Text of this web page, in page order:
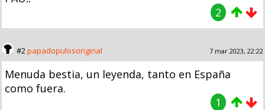
2
#2papadopulosoriginal 7 mar 2023, 22:22
Menuda bestia, un leyenda, tanto en España
como fuera.
1